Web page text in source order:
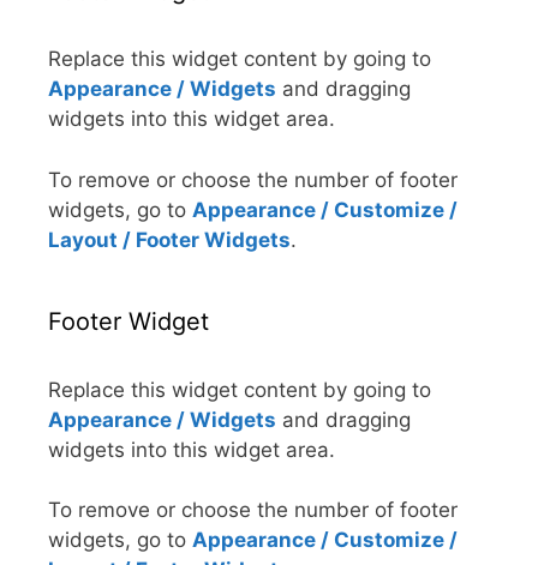
Replace this widget content by going to
Appearance / Widgets and dragging
widgets into this widget area.
To remove or choose the number of footer
widgets, go to Appearance / Customize /
Layout / Footer Widgets.
Footer Widget
Replace this widget content by going to
Appearance / Widgets and dragging
widgets into this widget area.
To remove or choose the number of footer
widgets, go to Appearance / Customize /